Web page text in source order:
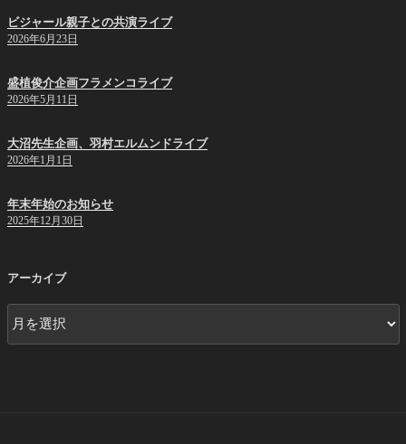
ビジャール親子との共演ライブ
2026年6月23日
盛植俊介企画フラメンコライブ
2026年5月11日
大沼先生企画、羽村エルムンドライブ
2026年1月1日
年末年始のお知らせ
2025年12月30日
アーカイブ